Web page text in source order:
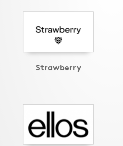
Strawberry